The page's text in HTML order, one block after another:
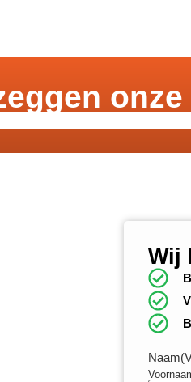
Wij
Naam